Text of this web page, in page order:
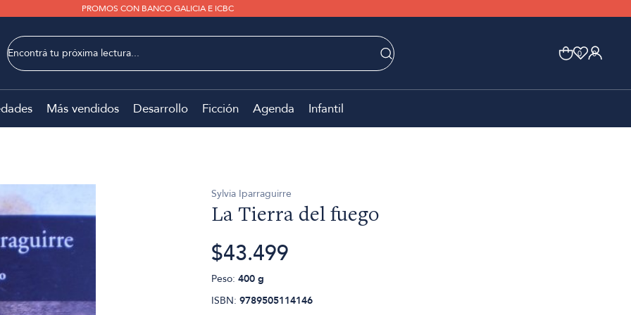
PROMOS CON BANCO GALICIA E ICBC
0 0
Más vendidos Desarrollo Ficción Agenda Infantil
Sylvia Iparraguirre
La Tierra del fuego
$43.499
Peso: 400 g
ISBN: 9789505114146